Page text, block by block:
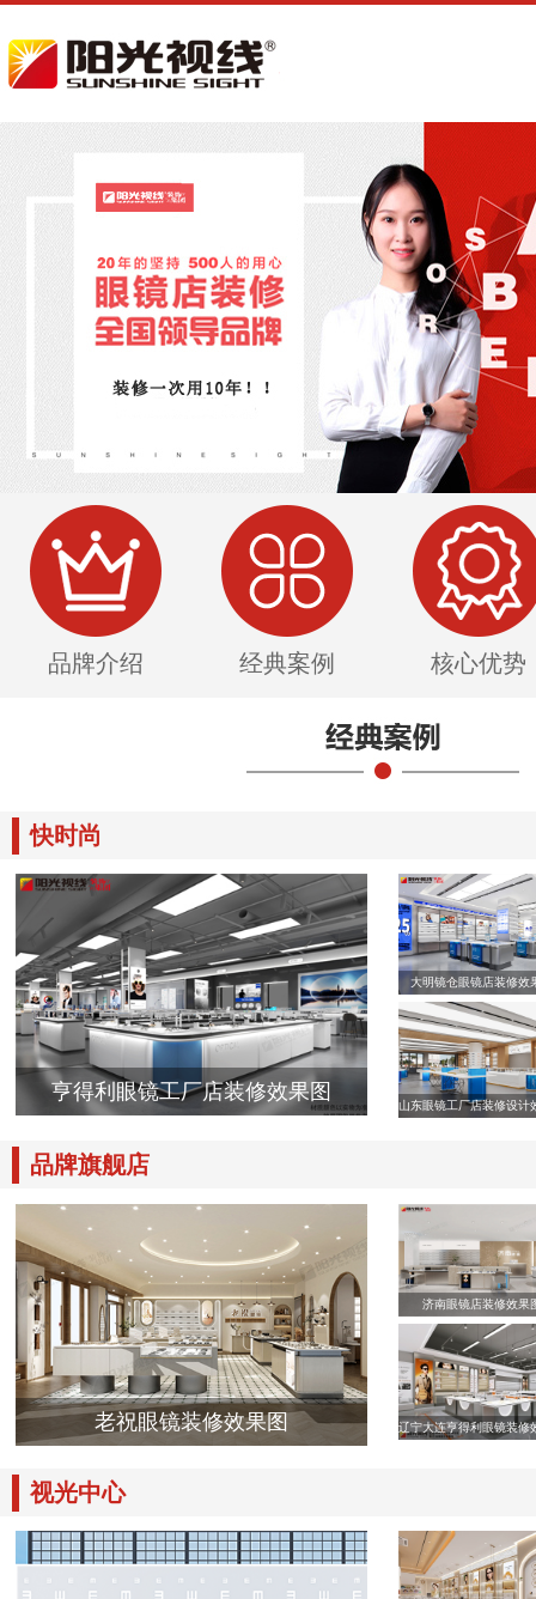
品牌介绍 经典案例 核心优势
快时尚
亨得利眼镜工厂店装修效果图
大明镜仓眼镜店装修效
山东眼镜工厂店装修设计
品牌旗舰店
老祝眼镜装修效果图
济南眼镜店装修效果
辽宁大连亨得利眼镜装修
视光中心